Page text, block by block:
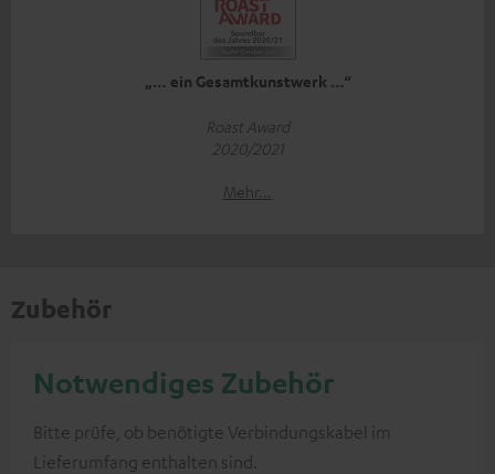
„… ein Gesamtkunstwerk …“
Roast Award
2020/2021
Mehr...
Zubehör
Notwendiges Zubehör
Bitte prüfe, ob benötigte Verbindungskabel im
Lieferumfang enthalten sind.